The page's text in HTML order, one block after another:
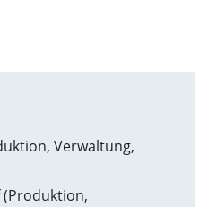
Verwaltung,
(Produktion,